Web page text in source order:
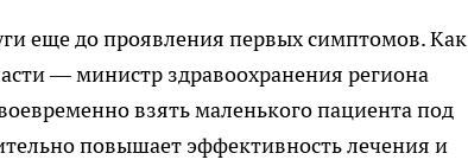
еще до проявления первых симптомов. Как
— министр здравоохранения региона
взять маленького пациента под
повышает эффективность лечения и